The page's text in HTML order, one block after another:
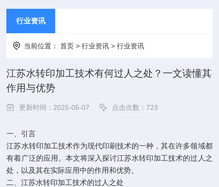
行业资讯
当前位置：首页 >行业资讯 >行业资讯
江苏水转印加工技术有何过人之处？一文读懂其
作用与优势
更新时间：2025-05-07 点击次数：723
一、引言
江苏水转印加工技术作为现代印刷技术的一种，其在许多领域都
有着广泛的应用。本文将深入探讨江苏水转印加工技术的过人之
处，以及其在实际应用中的作用和优势。
二、江苏水转印加工技术的过人之处